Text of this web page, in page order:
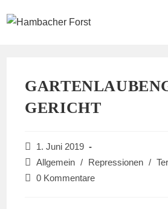
Inhalt
GERICHT
Beitrag
veröffentlicht:
1. Juni 2019
Beitrags-
Kategorie:
Allgemein / Repressionen /
Beitrags-
0 Kommentare